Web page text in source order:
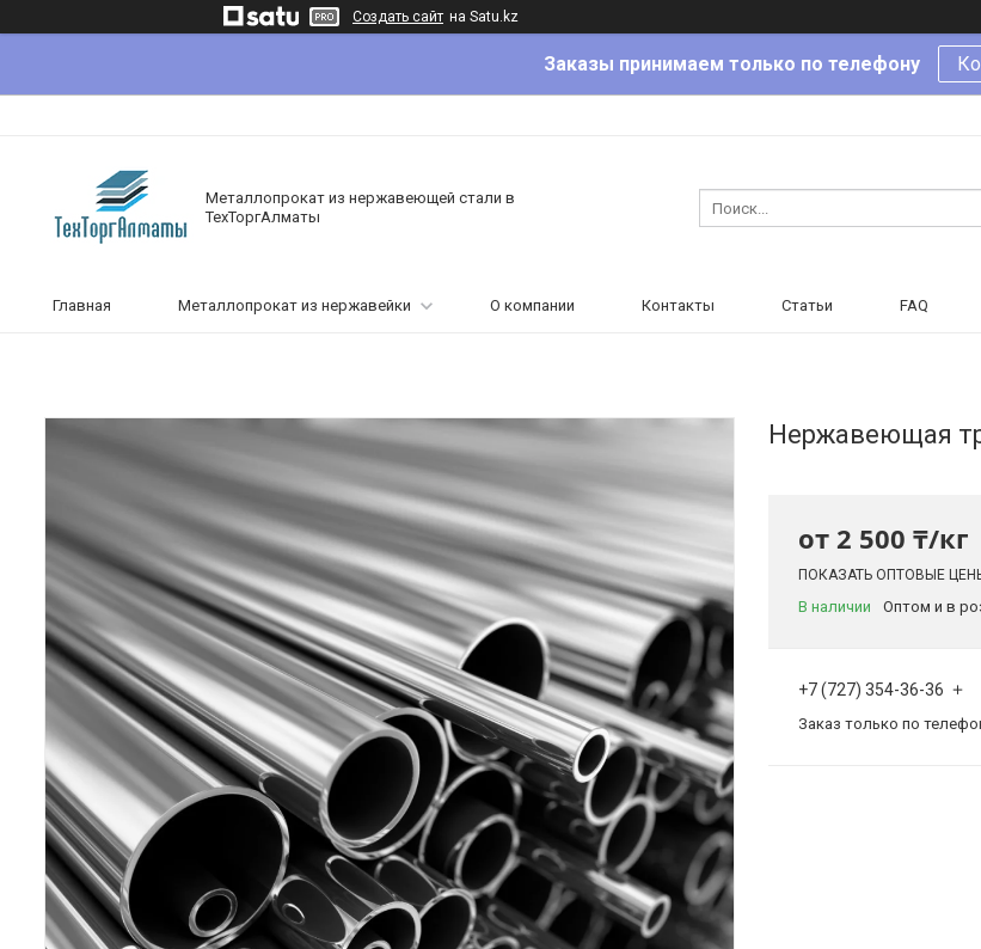
Создать сайт на Satu.kz
Заказы принимаем только по телефону
Металлопрокат из нержавеющей стали в
ТехТоргАлматы
Главная Металлопрокат из нержавейки О компании Контакты Статьи FAQ
Нержавеющая
от 2 500 ₸/кг
ПОКАЗАТЬ ОПТОВЫЕ
В наличии Оптом и в
+7 (727) 354-36-36
Заказ только по